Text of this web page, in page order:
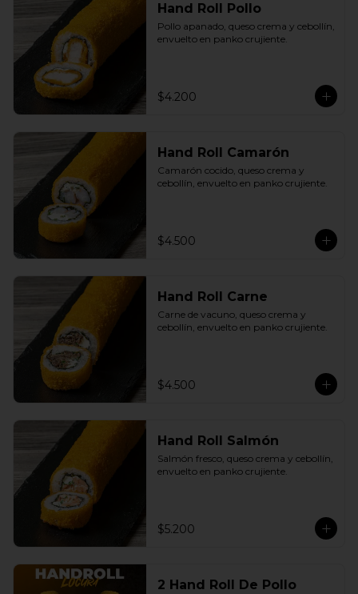
Hand Roll Pollo
Pollo apanado, queso crema y cebollín,
envuelto en panko crujiente.
$4.200
Hand Roll Camarón
Camarón cocido, queso crema y
cebollín, envuelto en panko crujiente.
$4.500
Hand Roll Carne
Carne de vacuno, queso crema y
cebollín, envuelto en panko crujiente.
$4.500
Hand Roll Salmón
Salmón fresco, queso crema y cebollín,
envuelto en panko crujiente.
$5.200
2 Hand Roll De Pollo